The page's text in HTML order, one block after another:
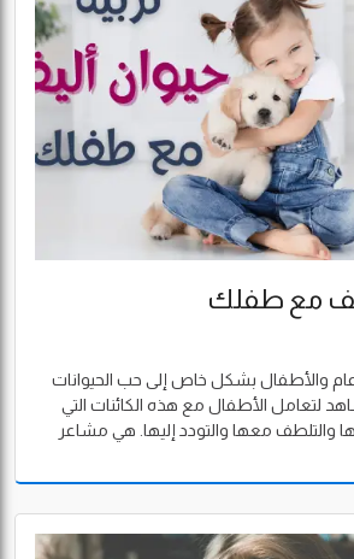
مع طفلك
والأطفال بشكل خاص إلى حب الحيوانات
لتعامل الأطفال مع هذه الكائنات التي
والتلطف معها والتودد إليها. هي مشاعر
هذا الموضوع سوف نتناول هذه العلاقة